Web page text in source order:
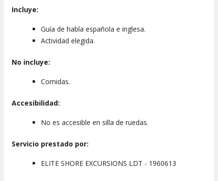
altas. Todos los servicios incluyen seguro y equipo necesario
Servicios incluidos:
Entrada al parque
circuito de cuerdas altas)
Guía especializado
Comidas y bebidas
Transporte al parque
Incluye:
Guía de habla española e inglesa.
Actividad elegida.
No incluye:
Comidas.
Accesibilidad:
No es accesible en silla de ruedas.
Servicio prestado por:
ELITE SHORE EXCURSIONS LDT - 1960613